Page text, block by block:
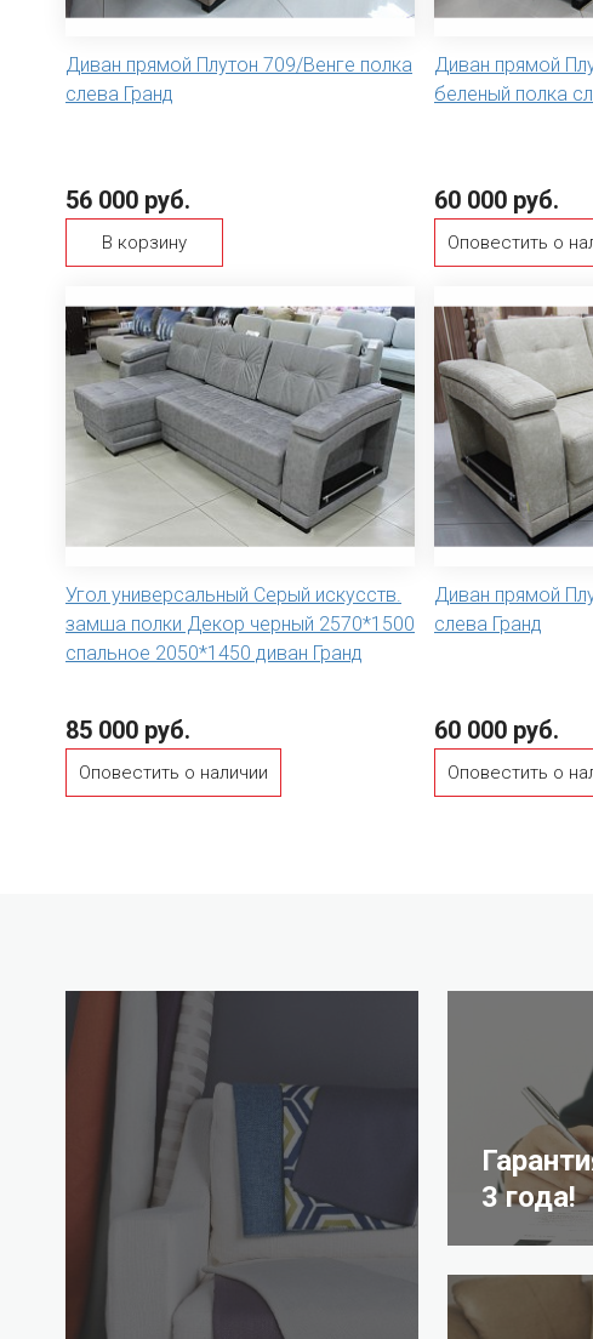
Диван прямой Плутон 709/Венге полка
слева Гранд
56 000 руб.
В корзину
Диван прямой
беленый полка
60 000 руб.
Оповестить о
Угол универсальный Серый искусств.
замша полки Декор черный 2570*1500
спальное 2050*1450 диван Гранд
85 000 руб.
Оповестить о наличии
Диван прямой
слева Гранд
60 000 руб.
Оповестить о
3 года!